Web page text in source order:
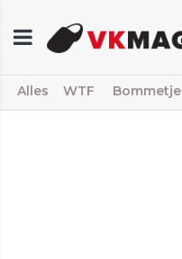
Alles WTF Bommetje